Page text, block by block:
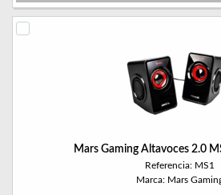
Mars Gaming Altavoces 2.0
Referencia: MS1
Marca: Mars